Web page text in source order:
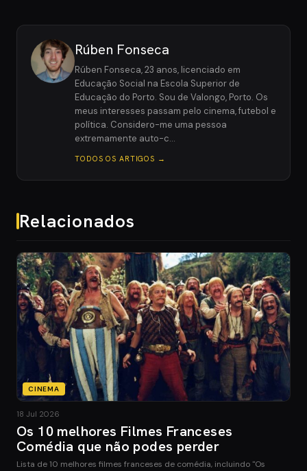
Rúben Fonseca
Rúben Fonseca, 23 anos, licenciado em
Educação Social na Escola Superior de
Educação do Porto. Sou de Valongo, Porto. Os
meus interesses passam pelo cinema, futebol e
política. Considero-me uma pessoa
extremamente auto-c…
TODOS OS ARTIGOS →
Relacionados
CINEMA
18 Jul 2026
Os 10 melhores Filmes Franceses
Comédia que não podes perder
Lista de 10 melhores filmes franceses de comédia, incluindo "Os